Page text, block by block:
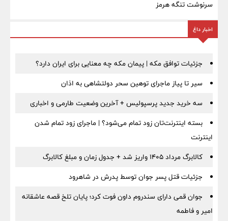
سرنوشت تنگه هرمز
اخبار داغ
جزئیات توافق مکه | پیمان مکه چه معنایی برای ایران دارد؟
سیر تا پیاز ماجرای توهین سحر دولتشاهی به اذان
سه خرید جدید پرسپولیس + آخرین وضعیت طارمی و اخباری
بسته اینترنت‌تان زود تمام می‌شود؟ | ماجرای زود تمام شدن
اینترنت
کالابرگ مرداد ۱۴۰۵ واریز شد + جدول زمان و مبلغ کالابرگ
جزئیات قتل پسر جوان توسط پدرش در شاهرود
جوان قمی دارای سندروم داون فوت کرد؛ پایان تلخ قصه عاشقانه
امیر و فاطمه